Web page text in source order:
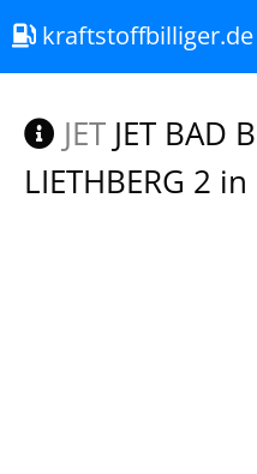
kraftstoffbilliger.de
JET JET BAD
LIETHBERG 2